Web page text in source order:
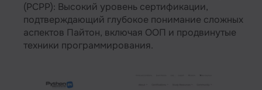
(PCPP): Высокий уровень сертификации,
подтверждающий глубокое понимание сложных
аспектов Пайтон, включая ООП и продвинутые
техники программирования.